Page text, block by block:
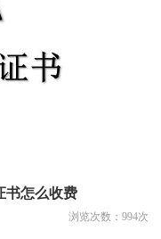
书怎么收费
浏览次数： 994次